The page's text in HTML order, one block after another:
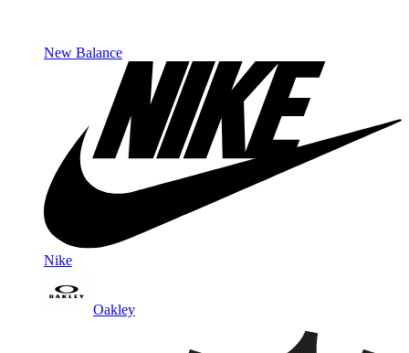
New Balance
Nike
Oakley